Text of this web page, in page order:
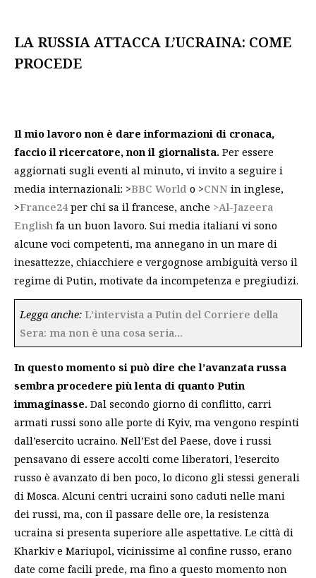
LA RUSSIA ATTACCA L’UCRAINA: COME
PROCEDE
Il mio lavoro non è dare informazioni di cronaca,
faccio il ricercatore, non il giornalista. Per essere
aggiornati sugli eventi al minuto, vi invito a seguire i
media internazionali: >BBC World o >CNN in inglese,
>France24per chi sa il francese, anche >Al-Jazeera
English fa un buon lavoro. Sui media italiani vi sono
alcune voci competenti, ma annegano in un mare di
inesattezze, chiacchiere e vergognose ambiguità verso il
regime di Putin, motivate da incompetenza e pregiudizi.
Legga anche:L’intervista a Putin del Corriere della
Sera: ma non è una cosa seria…
In questo momento si può dire che l’avanzata russa
sembra procedere più lenta di quanto Putin
immaginasse. Dal secondo giorno di conflitto, carri
armati russi sono alle porte di Kyiv, ma vengono respinti
dall’esercito ucraino. Nell’Est del Paese, dove i russi
pensavano di essere accolti come liberatori, l’esercito
russo è avanzato di ben poco, lo dicono gli stessi generali
di Mosca. Alcuni centri ucraini sono caduti nelle mani
dei russi, ma, con il passare delle ore, la resistenza
ucraina si presenta superiore alle aspettative. Le città di
Kharkiv e Mariupol, vicinissime al confine russo, erano
date come facili prede, ma fino a questo momento non